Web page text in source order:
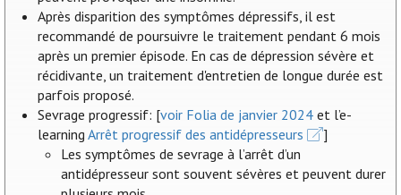
Après disparition des symptômes dépressifs, il est
recommandé de poursuivre le traitement pendant 6 mois
après un premier épisode. En cas de dépression sévère et
récidivante, un traitement d'entretien de longue durée est
parfois proposé.
Sevrage progressif: [voir Folia de janvier 2024 et l’e-
learningArrêt progressif des antidépresseurs
]
Les symptômes de sevrage à l’arrêt d’un
antidépresseur sont souvent sévères et peuvent durer